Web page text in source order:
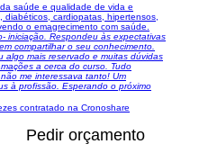
saúde e qualidade de vida e
cardiopatas, hipertensos,
o emagrecimento com saúde.
iniciação. Respondeu às expectativas
compartilhar o seu conhecimento.
algo mais reservado e muitas dúvidas
a cerca do curso. Tudo
me interessava tanto! Um
à profissão. Esperando o próximo
contratado na Cronoshare
Pedir orçamento